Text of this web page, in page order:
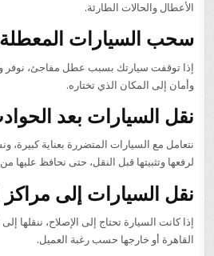
الأعطال والحالات الطارئة.
سحب السيارات المعطلة
إذا توقفت سيارتك بسبب عطل مفاجئ، نوفر
وأمان إلى المكان الذي تختاره.
نقل السيارات بعد
نتعامل مع السيارات المتضررة بعناية
لرفعها وتثبيتها قبل النقل، حتى نحافظ عليها
نقل السيارات إلى مراكز
إذا كانت السيارة تحتاج إلى الإصلاح، ننقلها
القاهرة أو خارجها حسب رغبة العميل.